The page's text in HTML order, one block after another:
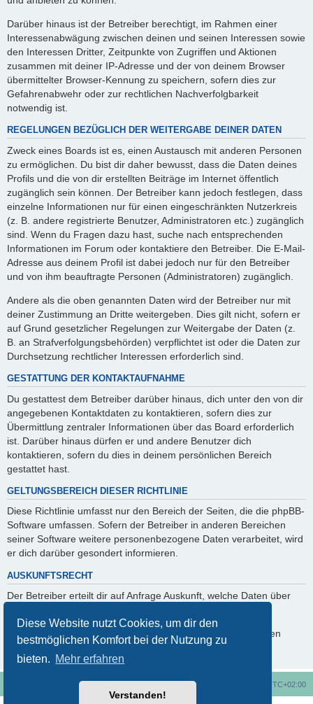
Diese Website nutzt Cookies, um dir den
bestmöglichen Komfort bei der Nutzung zu
bieten. Mehr erfahren
Verstanden!
Darüber hinaus ist der Betreiber berechtigt, im Rahmen einer
Interessenabwägung zwischen deinen und seinen Interessen sowie
den Interessen Dritter, Zeitpunkte von Zugriffen und Aktionen
zusammen mit deiner IP-Adresse und der von deinem Browser
übermittelter Browser-Kennung zu speichern, sofern dies zur
Gefahrenabwehr oder zur rechtlichen Nachverfolgbarkeit
notwendig ist.
REGELUNGEN BEZÜGLICH DER WEITERGABE DEINER DATEN
Zweck eines Boards ist es, einen Austausch mit anderen Personen
zu ermöglichen. Du bist dir daher bewusst, dass die Daten deines
Profils und die von dir erstellten Beiträge im Internet öffentlich
zugänglich sein können. Der Betreiber kann jedoch festlegen, dass
einzelne Informationen nur für einen eingeschränkten Nutzerkreis
(z. B. andere registrierte Benutzer, Administratoren etc.) zugänglich
sind. Wenn du Fragen dazu hast, suche nach entsprechenden
Informationen im Forum oder kontaktiere den Betreiber. Die E-Mail-
Adresse aus deinem Profil ist dabei jedoch nur für den Betreiber
und von ihm beauftragte Personen (Administratoren) zugänglich.
Andere als die oben genannten Daten wird der Betreiber nur mit
deiner Zustimmung an Dritte weitergeben. Dies gilt nicht, sofern er
auf Grund gesetzlicher Regelungen zur Weitergabe der Daten (z.
B. an Strafverfolgungsbehörden) verpflichtet ist oder die Daten zur
Durchsetzung rechtlicher Interessen erforderlich sind.
GESTATTUNG DER KONTAKTAUFNAHME
Du gestattest dem Betreiber darüber hinaus, dich unter den von dir
angegebenen Kontaktdaten zu kontaktieren, sofern dies zur
Übermittlung zentraler Informationen über das Board erforderlich
ist. Darüber hinaus dürfen er und andere Benutzer dich
kontaktieren, sofern du dies in deinem persönlichen Bereich
gestattet hast.
GELTUNGSBEREICH DIESER RICHTLINIE
Diese Richtlinie umfasst nur den Bereich der Seiten, die die phpBB-
Software umfassen. Sofern der Betreiber in anderen Bereichen
seiner Software weitere personenbezogene Daten verarbeitet, wird
er dich darüber gesondert informieren.
AUSKUNFTSRECHT
Der Betreiber erteilt dir auf Anfrage Auskunft, welche Daten über
Du kannst jederzeit die Löschung bzw. Sperrung deiner Daten
verlangen. Kontaktiere hierzu bitte den Betreiber.
Foren-Übersicht UTC+02:00
Alle Cookies löschen